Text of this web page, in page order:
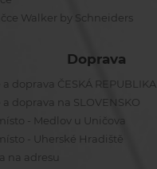
Walker by Schneiders
Doprava
a doprava ČESKÁ REPUBLIKA
a doprava na SLOVENSKO
- Medlov u Uničova
- Uherské Hradiště
na adresu